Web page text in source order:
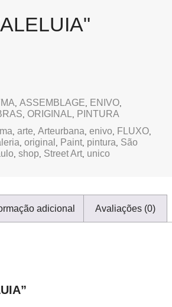
, ASSEMBLAGE, ENIVO,
, ORIGINAL, PINTURA
, arte, Arteurbana, enivo, FLUXO,
, original , Paint, pintura, São
, shop, Street Art, unico
adicional Avaliações (0)